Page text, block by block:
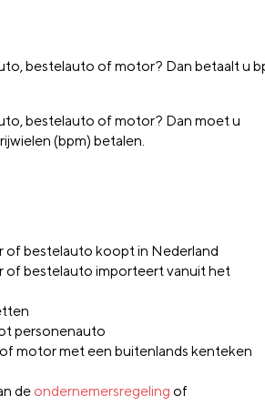
bestelauto of motor? Dan betaalt u
bestelauto of motor? Dan moet u
(bpm) betalen.
of bestelauto koopt in Nederland
of bestelauto importeert vanuit het
personenauto
motor met een buitenlands kenteken
de ondernemersregeling of